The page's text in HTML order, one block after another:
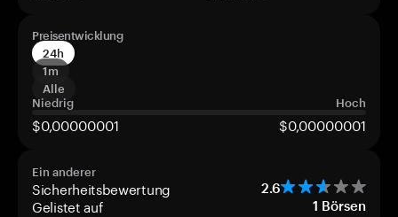
Preisentwicklung
24h
1m
Alle
Niedrig
Hoch
$0,00000001 $0,00000001
Ein anderer
Sicherheitsbewertung 2.6
Gelistet auf 1 Börsen